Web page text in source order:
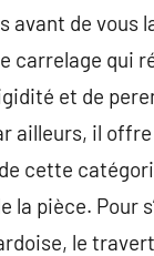
avant de vous
carrelage qui
et de
ailleurs, il
cette
pièce. Pour
le